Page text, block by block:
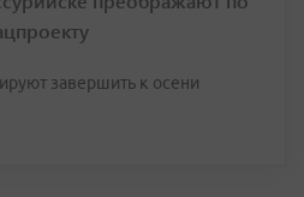
завершить к осени